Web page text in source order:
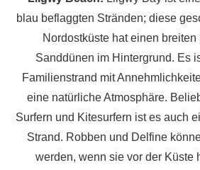
blau beflaggten Stränden; diese
Nordostküste hat einen
Sanddünen im Hintergrund. Es
Familienstrand mit
eine natürliche Atmosphäre.
Surfern und Kitesurfern ist es auch
Strand. Robben und Delfine
werden, wenn sie vor der Küste